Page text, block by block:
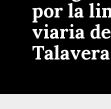
por la
viaria de
Talavera